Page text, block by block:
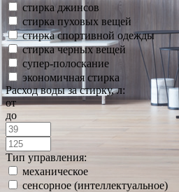
стирка джинсов
стирка пуховых вещей
стирка спортивной одежды
стирка черных вещей
супер-полоскание
экономичная стирка
Расход воды за стирку, л:
от
до
Тип управления:
механическое
сенсорное (интеллектуальное)